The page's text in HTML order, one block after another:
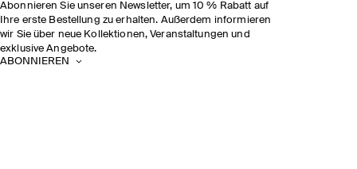
Abonnieren Sie unseren Newsletter, um 10 % Rabatt auf
Ihre erste Bestellung zu erhalten. Außerdem informieren
wir Sie über neue Kollektionen, Veranstaltungen und
exklusive Angebote.
ABONNIEREN